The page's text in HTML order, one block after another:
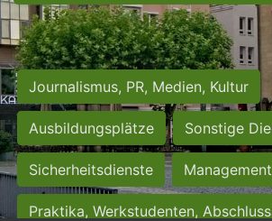
Journalismus, PR, Medien, Kultur
Ausbildungsplätze Sonstige
Sicherheitsdienste
Praktika, Werkstudenten,